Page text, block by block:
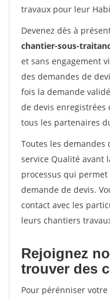
travaux pour leur
Devenez dès à
chantier-sous-
et sans engagement
des demandes de
fois la demande
de devis enregistrées
tous les partenaires
Toutes les demandes
service Qualité avant
processus qui
demande de devis.
contact avec les
leurs chantiers
Rejoignez
trouver des
Pour pérénniser